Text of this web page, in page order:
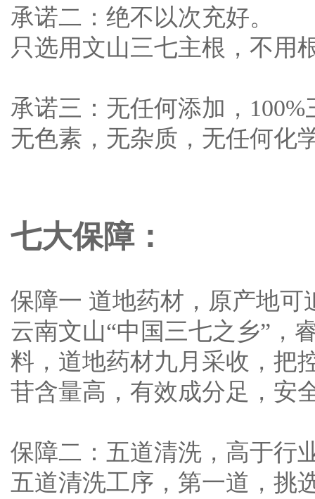
承诺二：绝不以次充好。
只选用文山三七主根，不用
承诺三：无任何添加，100%
无色素，无杂质，无任何化
七大保障：
保障一 道地药材，原产地可
云南文山“中国三七之乡”，
料，道地药材九月采收，把
苷含量高，有效成分足，安
保障二：五道清洗，高于行
五道清洗工序，第一道，挑